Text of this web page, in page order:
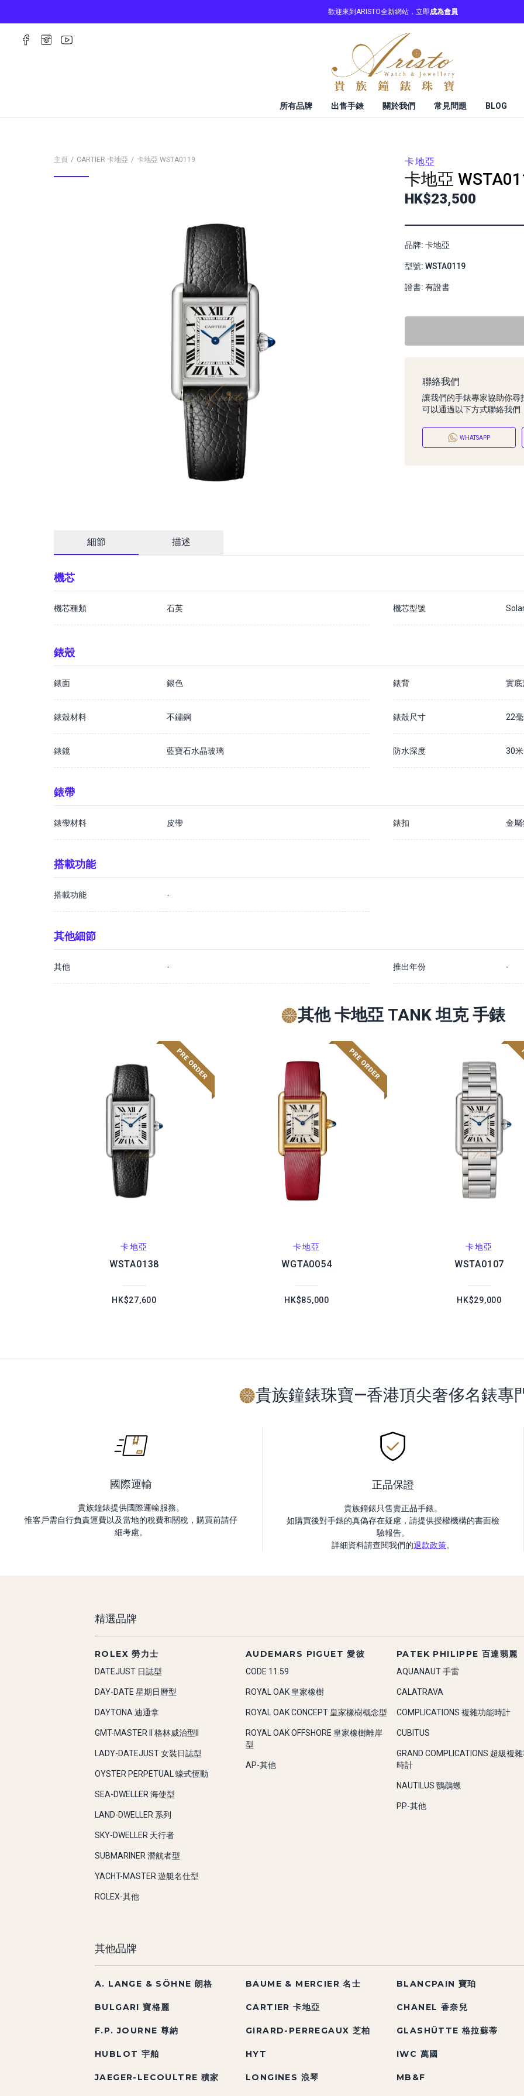
歡迎來到ARISTO全新網站，立即成為會員
所有品牌 出售手錶 關於我們 常見問題 BLOG
主頁 CARTIER 卡地亞 卡地亞 WSTA0119 卡地亞
卡地亞
HK$23,500
品牌: 卡地亞
型號: WSTA0119
證書: 有證書
聯絡我們
讓我們的手錶專家協助你尋
可以通過以下方式聯絡我們
WHATSAPP
細節 描述
機芯
機芯種類 石英 機芯型號
錶殼
錶面 銀色 錶背 實底
錶殼材料 不鏽鋼 錶殼尺寸 22
錶鏡 藍寶石水晶玻璃 防水深度 30米
錶帶
錶帶材料 皮帶 錶扣 金
搭載功能
搭載功能 -
其他細節
其他 - 推出年份 -
其他 卡地亞 TANK 坦克 手錶
卡地亞
WSTA0138
HK$27,600
卡地亞
WGTA0054
HK$85,000
卡地亞
WSTA0107
HK$29,000
貴族鐘錶珠寶—香港頂尖奢侈名錶專
國際運輸
貴族鐘錶提供國際運輸服務。
惟客戶需自行負責運費以及當地的稅費和關稅，購買前請仔
細考慮。
正品保證
貴族鐘錶只售賣正品手錶。
如購買後對手錶的真偽存在疑慮，請提供授權機構的書面檢
驗報告。
詳細資料請查閱我們的退款政策。
精選品牌
ROLEX 勞力士
DATEJUST 日誌型
DAY-DATE 星期日曆型
DAYTONA 迪通拿
GMT-MASTER II 格林威治型II
LADY-DATEJUST 女裝日誌型
OYSTER PERPETUAL 蠔式恆動
SEA-DWELLER 海使型
LAND-DWELLER 系列
SKY-DWELLER 天行者
SUBMARINER 潛航者型
YACHT-MASTER 遊艇名仕型
ROLEX-其他
AUDEMARS PIGUET 愛彼
CODE 11.59
ROYAL OAK 皇家橡樹
ROYAL OAK CONCEPT 皇家橡樹概念型
ROYAL OAK OFFSHORE 皇家橡樹離岸
型
AP-其他
PATEK PHILIPPE 百達翡麗
AQUANAUT 手雷
CALATRAVA
COMPLICATIONS 複雜功能時計
CUBITUS
GRAND COMPLICATIONS 超級複
時計
NAUTILUS 鸚鵡螺
PP-其他
其他品牌
A. LANGE & SÖHNE 朗格 BAUME & MERCIER 名士 BLANCPAIN 寶珀
BULGARI 寶格麗 CARTIER 卡地亞 CHANEL 香奈兒
F.P. JOURNE 尊納 GIRARD-PERREGAUX 芝柏 GLASHÜTTE 格拉蘇蒂
HUBLOT 宇舶 HYT IWC 萬國
JAEGER-LECOULTRE 積家 LONGINES 浪琴 MB&F